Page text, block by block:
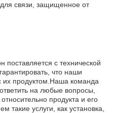
связи, защищенное от
с технической
что наши
продуктом.Наша команда
на любые вопросы,
продукта и его
такие услуги, как установка,